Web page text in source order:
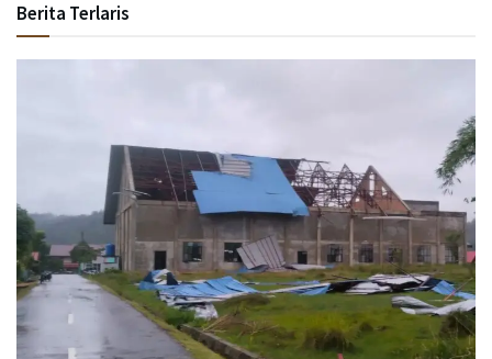
Berita Terlaris